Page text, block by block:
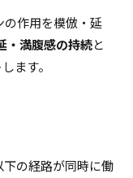
の作用を模倣・延
・満腹感の持続と
ます。
の経路が同時に働